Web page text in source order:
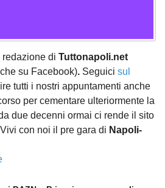
redazione di Tuttonapoli.net
su Facebook). Seguici sul
tutti i nostri appuntamenti anche
per cementare ulteriormente la
due decenni ormai ci rende il sito
con noi il pre gara di Napoli-